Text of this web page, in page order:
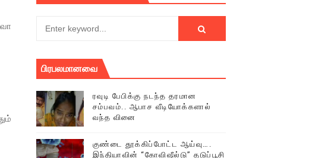
சுவிஸ் (செய்தியும்,படங்களும்..)
போராட்டத்தில் திரண்ட தமிழ்மக்கள்!!
பிரபலமானவை
ரவுடி பேபிக்கு நடந்த தரமான
சம்பவம்.. ஆபாச வீடியோக்களால்
வந்த வினை
குண்டை தூக்கிப்போட்ட ஆய்வு….
இந்தியாவின் “கோவிஷீல்டு” தடுப்பூசி